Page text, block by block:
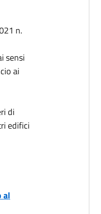
n.
sensi
ai
di
edifici
al